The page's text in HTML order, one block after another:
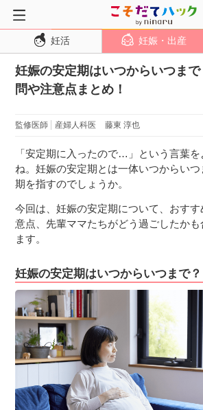
トップページ
妊活
妊娠・出産
妊娠中期
妊娠後期
出産
子育て・育児
１歳児
２歳児
３〜６歳児
７〜１２歳児
妊活 妊娠・出産
妊娠の安定期はいつからいつま
問や注意点まとめ！
監修医師 産婦人科医 藤東 淳也
「安定期に入ったので…」という言葉
ね。妊娠の安定期とは一体いつからい
期を指すのでしょうか。
今回は、妊娠の安定期について、おす
意点、先輩ママたちがどう過ごしたか
ます。
妊娠の安定期はいつからいつまで